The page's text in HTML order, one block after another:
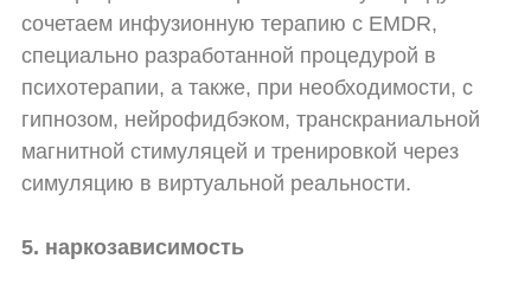
сочетаем инфузионную терапию с EMDR,
специально разработанной процедурой в
психотерапии, а также, при необходимости, с
гипнозом, нейрофидбэком, транскраниальной
магнитной стимуляцей и тренировкой через
симуляцию в виртуальной реальности.
5. наркозависимость